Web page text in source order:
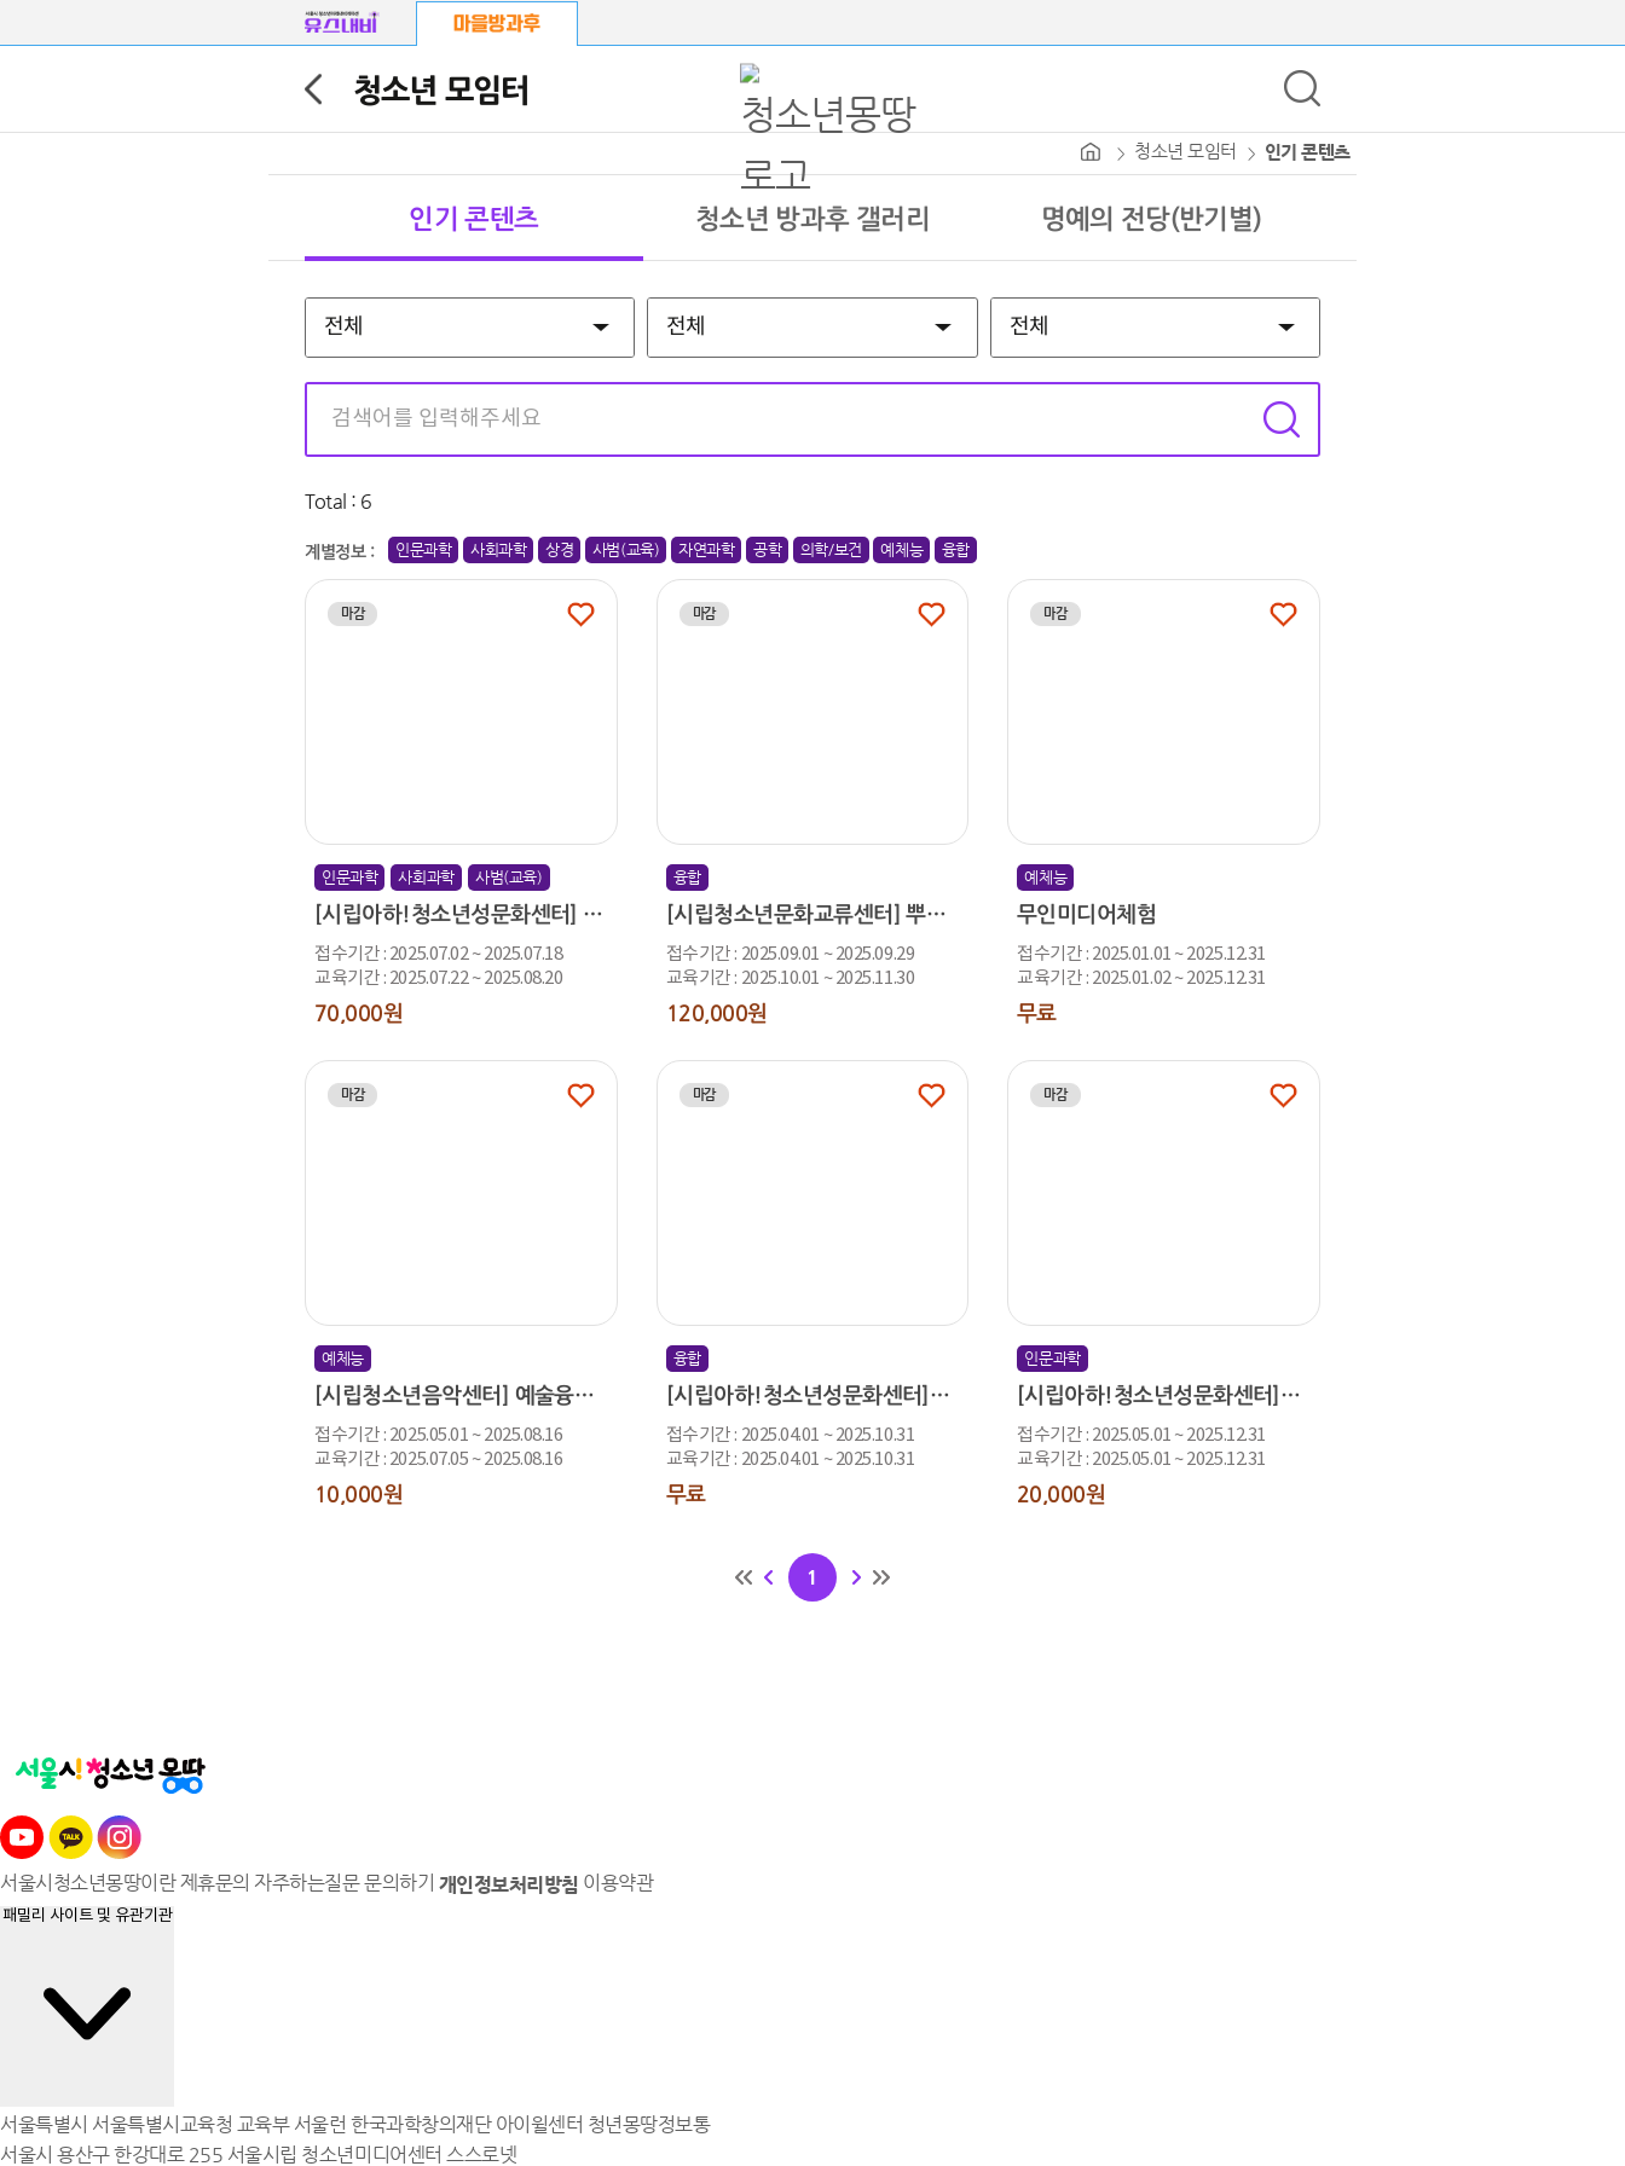
청소년 모임터
방과후활동지원센터
마을강사
마을공간
청소년 모임터
청소년 자유제안 바로가기
청소년 모임터 인기 콘텐츠
인기 콘텐츠 청소년 방과후 갤러리 명예의 전당(반기별)
전체 전체 전체
Total : 6
계별정보 : 인문과학 사회과학 상경 사범(교육) 자연과학 공학 의학/보건 예체능 융합
마감
인문과학 사회과학 사범(교육)
[시립아하!청소년성문화센터] 청소년지도사 현장실습 안내
접수기간 : 2025.07.02 ~ 2025.07.18
교육기간 : 2025.07.22 ~ 2025.08.20
70,000원
마감
융합
[시립청소년문화교류센터] 뿌리깊은세계유산(하반기 모집예정)
접수기간 : 2025.09.01 ~ 2025.09.29
교육기간 : 2025.10.01 ~ 2025.11.30
120,000원
마감
예체능
무인미디어체험
접수기간 : 2025.01.01 ~ 2025.12.31
교육기간 : 2025.01.02 ~ 2025.12.31
무료
마감
예체능
[시립청소년음악센터] 예술융합체험형 공연 <예술로 떠나는 세계음악 콘서트>
접수기간 : 2025.05.01 ~ 2025.08.16
교육기간 : 2025.07.05 ~ 2025.08.16
10,000원
마감
융합
[시립아하!청소년성문화센터]또래지기 동아리
접수기간 : 2025.04.01 ~ 2025.10.31
교육기간 : 2025.04.01 ~ 2025.10.31
무료
마감
인문과학
[시립아하!청소년성문화센터]청소년 성문화 포럼
접수기간 : 2025.05.01 ~ 2025.12.31
교육기간 : 2025.05.01 ~ 2025.12.31
20,000원
1
서울시청소년몽땅이란제휴문의 자주하는질문문의하기 개인정보처리방침 이용약관
패밀리 사이트 및 유관기관
서울특별시 서울특별시교육청 교육부 서울런 한국과학창의재단 아이윌센터 청년몽땅정보통
서울시 용산구 한강대로 255 서울시립 청소년미디어센터 스스로넷